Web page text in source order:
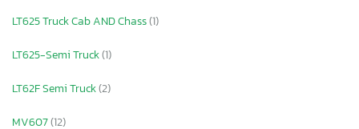
LT625 Truck Cab AND Chass(1)
LT625-Semi Truck(1)
LT62F Semi Truck(2)
MV607(12)